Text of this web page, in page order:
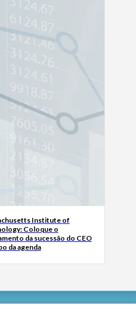
Institute of
Coloque o
da sucessão do CEO
da agenda